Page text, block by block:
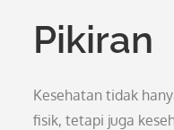
Pikiran
Kesehatan tidak
fisik, tetapi juga